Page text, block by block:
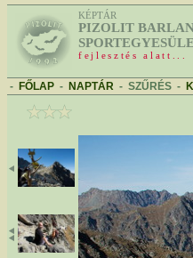
KÉPTÁR
PIZOLIT
fejlesztés alatt...
- FŐLAP - NAPTÁR - SZŰRÉS -